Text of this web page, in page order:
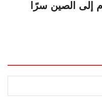
إلى الصين سرًا